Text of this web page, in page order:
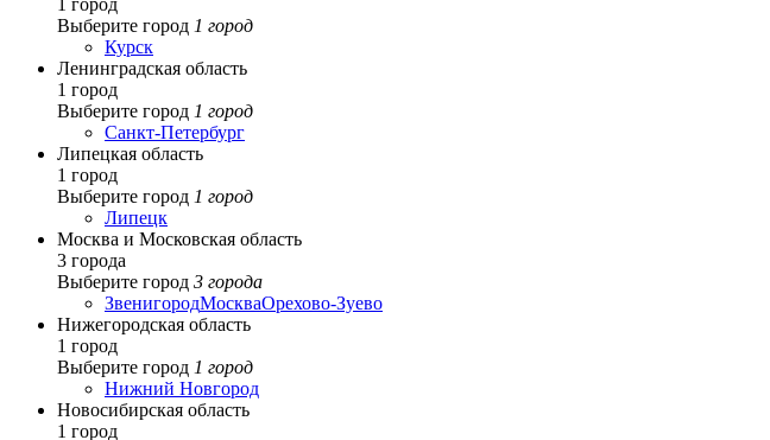
Выберите город 1 город
Курск
Ленинградская область
1 город
Выберите город 1 город
Санкт-Петербург
Липецкая область
1 город
Выберите город 1 город
Липецк
Москва и Московская область
3 города
Выберите город 3 города
ЗвенигородМоскваОрехово-Зуево
Нижегородская область
1 город
Выберите город 1 город
Нижний Новгород
Новосибирская область
1 город